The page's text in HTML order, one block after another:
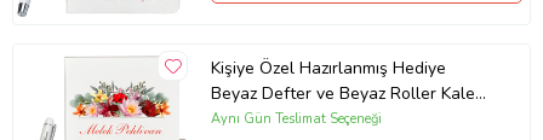
Kişiye Özel Hazırlanmış Hediye
Beyaz Defter ve Beyaz Roller Kalem
Seti
Aynı Gün Teslimat Seçeneği